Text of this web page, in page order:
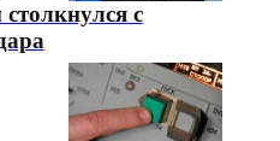
с